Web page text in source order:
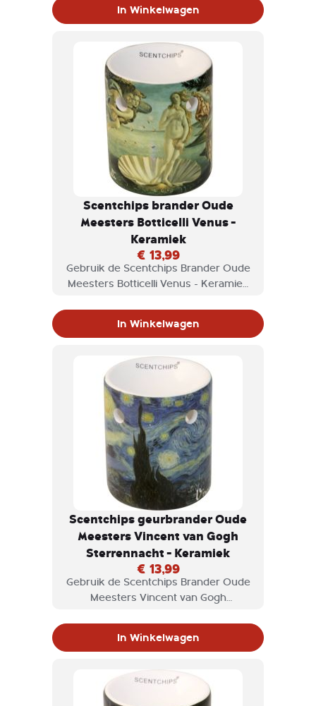
In Winkelwagen
Scentchips brander Oude
Meesters Botticelli Venus -
Keramiek
€ 13,99
Gebruik de Scentchips Brander Oude
Meesters Botticelli Venus - Keramiek
In Winkelwagen
Scentchips geurbrander Oude
Meesters Vincent van Gogh
Sterrennacht - Keramiek
€ 13,99
Gebruik de Scentchips Brander Oude
Meesters Vincent van Gogh
die vrijkomen.
In Winkelwagen